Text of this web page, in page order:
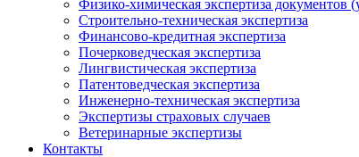
Физико-химическая экспертиза документов
Строительно-техническая экспертиза
Финансово-кредитная экспертиза
Почерковедческая экспертиза
Лингвистическая экспертиза
Патентоведческая экспертиза
Инженерно-техническая экспертиза
Экспертизы страховых случаев
Ветеринарные экспертизы
Контакты